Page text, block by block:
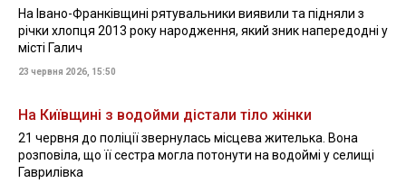
На Івано-Франківщині рятувальники виявили та підняли з
річки хлопця 2013 року народження, який зник напередодні у
місті Галич
23 червня 2026, 15:50
На Київщині з водойми дістали тіло жінки
21 червня до поліції звернулась місцева жителька. Вона
розповіла, що її сестра могла потонути на водоймі у селищі
Гаврилівка